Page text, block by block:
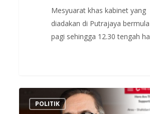
Mesyuarat khas kabinet yang
diadakan di Putrajaya
pagi sehingga 12.30 tengah
SenaraiPOLITIK